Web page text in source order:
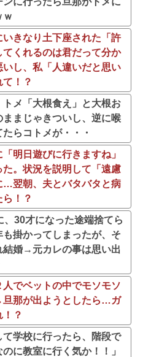
ｗ
きなり土下座された「許
くれるのは君だって分か
し、私「人違いだと思い
！？
メ「大根食え」と大根お
まじゃきついし、逆に喉
らコトメが・・・
明日遊びに行きますね」
。状況を説明して「遠慮
…翌朝、夫とバタバタと病
！？
30才になった途端捨てら
掛かってしまったが、そ
結婚→元カレの事は思い出
でベットの中でモソモソ
那が出ようとしたら…ガ
？
学校に行ったら、階段で
に教室に行く気か！！」